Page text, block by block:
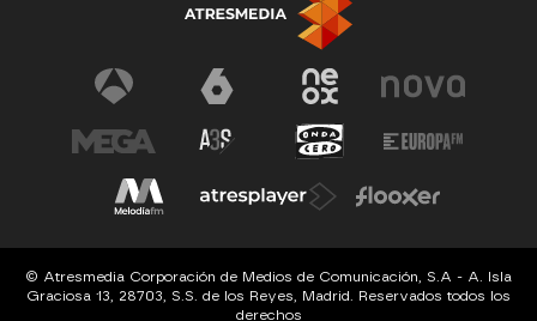
© Atresmedia Corporación de Medios de Comunicación, S.A - A. Isla
Graciosa 13, 28703, S.S. de los Reyes, Madrid. Reservados todos los
derechos